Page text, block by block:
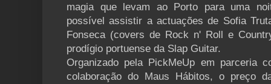
magia que levam ao Porto para uma
possível assistir a actuações de Sofia
Fonseca (covers de Rock n' Roll e
prodígio portuense da Slap Guitar.
Organizado pela PickMeUp em parceria
colaboração do Maus Hábitos, o preço